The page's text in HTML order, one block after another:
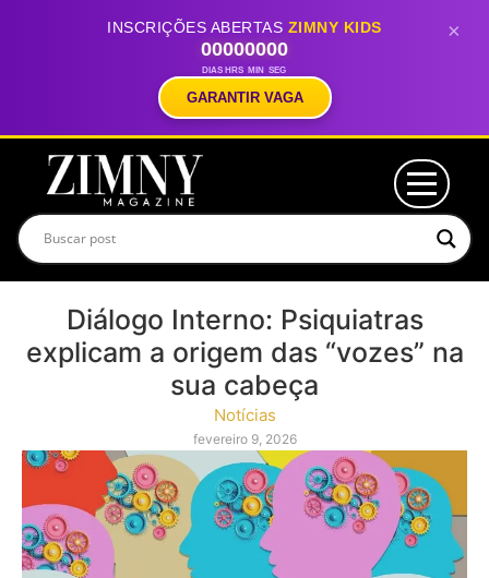
INSCRIÇÕES ABERTAS ZIMNY KIDS
00
DIAS
00
HRS
00
MIN
00
SEG
GARANTIR VAGA
×
Diálogo Interno: Psiquiatras
explicam a origem das “vozes” na
sua cabeça
Notícias
fevereiro 9, 2026